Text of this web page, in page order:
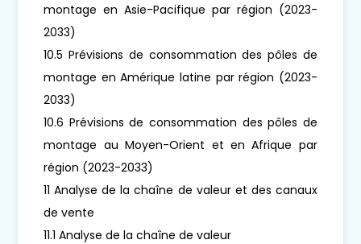
montage en Asie-Pacifique par région (2023-
2033)
10.5 Prévisions de consommation des pôles de
montage en Amérique latine par région (2023-
2033)
10.6 Prévisions de consommation des pôles de
montage au Moyen-Orient et en Afrique par
région (2023-2033)
11 Analyse de la chaîne de valeur et des canaux
de vente
11.1 Analyse de la chaîne de valeur